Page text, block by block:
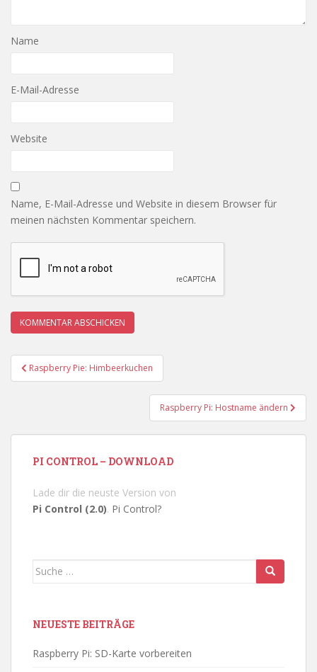
Name
E-Mail-Adresse
Website
Name, E-Mail-Adresse und Website in diesem Browser für
meinen nächsten Kommentar speichern.
Beitragsnavigation
Raspberry Pie: Himbeerkuchen
Raspberry Pi: Hostname ändern
PI CONTROL – DOWNLOAD
Lade dir die neuste Version von
Pi Control (2.0). Pi Control?
Suche
NEUESTE BEITRÄGE
Raspberry Pi: SD-Karte vorbereiten